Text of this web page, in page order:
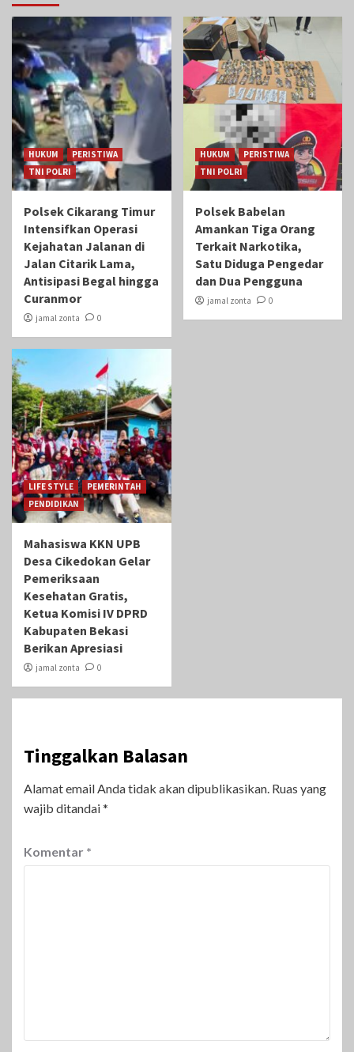
HUKUM
PERISTIWA
TNI POLRI
Polsek Cikarang Timur
Intensifkan Operasi
Kejahatan Jalanan di
Jalan Citarik Lama,
Antisipasi Begal hingga
Curanmor
jamal zonta 0
HUKUM
PERISTIWA
TNI POLRI
Polsek Babelan
Amankan Tiga Orang
Terkait Narkotika,
Satu Diduga Pengedar
dan Dua Pengguna
jamal zonta 0
LIFE STYLE
PEMERINTAH
PENDIDIKAN
Mahasiswa KKN UPB
Desa Cikedokan Gelar
Pemeriksaan
Kesehatan Gratis,
Ketua Komisi IV DPRD
Kabupaten Bekasi
Berikan Apresiasi
jamal zonta 0
Tinggalkan Balasan
Alamat email Anda tidak akan dipublikasikan. Ruas yang
wajib ditandai*
Komentar *